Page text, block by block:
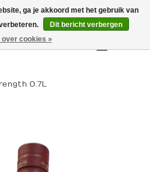
0.7L
ga je akkoord met het gebruik van
Dit bericht verbergen
over cookies »